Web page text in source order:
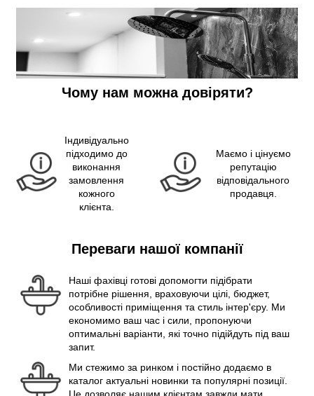
Чому нам можна довіряти?
Індивідуально
підходимо до
виконання
замовлення
кожного
клієнта.
Маємо і цінуємо
репутацію
відповідального
продавця.
Переваги нашої компанії
Наші фахівці готові допомогти підібрати
потрібне рішення, враховуючи цілі, бюджет,
особливості приміщення та стиль інтер'єру. Ми
економимо ваш час і сили, пропонуючи
оптимальні варіанти, які точно підійдуть під ваш
запит.
Ми стежимо за ринком і постійно додаємо в
каталог актуальні новинки та популярні позиції.